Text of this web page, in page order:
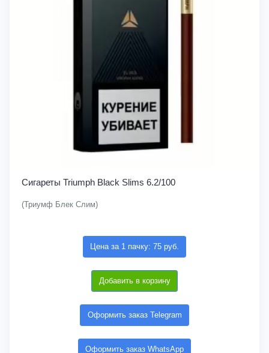
Сигареты Triumph Black Slims 6.2/100
(Триумф Блек Слим)
Цена за 1 пачку: 75 руб.
Добавить в корзину
Оформить заказ Telegram
Оформить заказ WhatsApp